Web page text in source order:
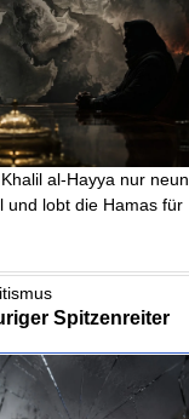
al-Hayya nur neun
und lobt die Hamas für
Spitzenreiter